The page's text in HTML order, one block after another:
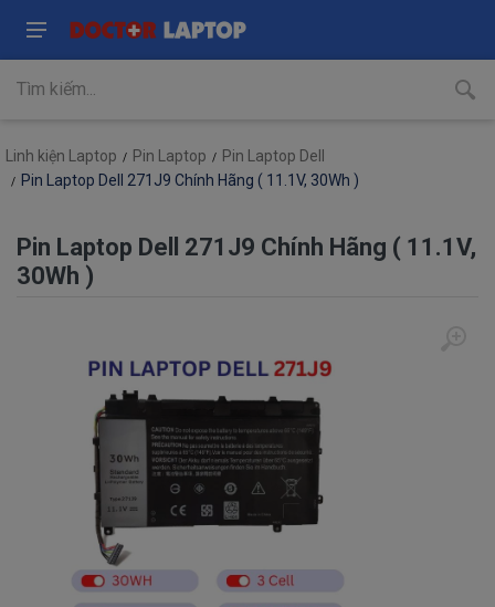
Linh kiện Laptop Pin Laptop
Pin Laptop Dell
Pin Laptop Dell 271J9 Chính Hãng ( 11.1V, 30Wh )
Pin Laptop Dell 271J9 Chính Hãng ( 11.1V,
30Wh )